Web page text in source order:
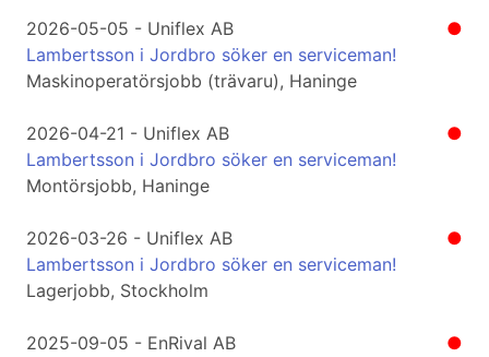
●
2026-05-05 - Uniflex AB
Lambertsson i Jordbro söker en serviceman!
Maskinoperatörsjobb (trävaru), Haninge
●
2026-04-21 - Uniflex AB
Lambertsson i Jordbro söker en serviceman!
Montörsjobb, Haninge
●
2026-03-26 - Uniflex AB
Lambertsson i Jordbro söker en serviceman!
Lagerjobb, Stockholm
●
2025-09-05 - EnRival AB